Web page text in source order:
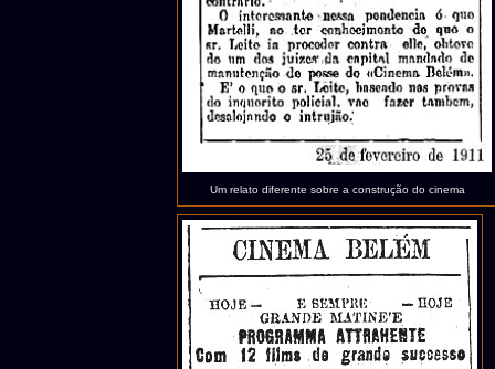
Um relato diferente sobre a construção do cinema